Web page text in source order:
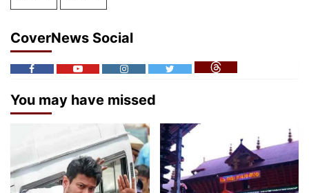
CoverNews Social
You may have missed